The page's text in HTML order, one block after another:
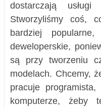
dostarczają
Stworzyliśmy coś,
bardziej
deweloperskie,
są przy tworzeniu
modelach. Chcemy,
pracuje
komputerze,